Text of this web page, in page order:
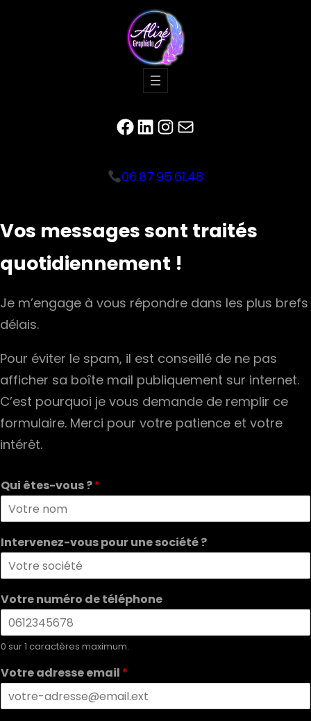
Facebook
LinkedIn
Instagram
E-mail
06.87.95.61.48
Vos messages sont traités
quotidiennement !
Je m’engage à vous répondre dans les plus brefs
délais.
Pour éviter le spam, il est conseillé de ne pas
afficher sa boîte mail publiquement sur internet.
C’est pourquoi je vous demande de remplir ce
formulaire. Merci pour votre patience et votre
intérêt.
Qui êtes-vous ?*
Intervenez-vous pour une société ?
Votre numéro de téléphone
0 sur 1 caractères maximum.
Votre adresse email *